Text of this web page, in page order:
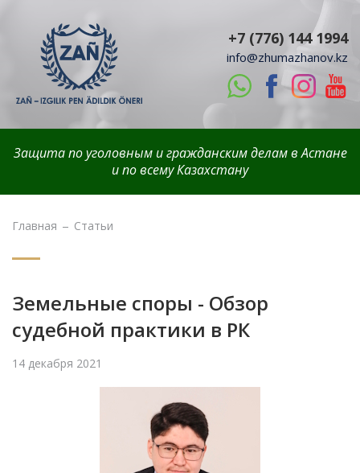
+7 (776) 144 1994
info@zhumazhanov.kz
Защита по уголовным и гражданским делам в Астане
и по всему Казахстану
Главная Статьи
Земельные споры - Обзор
судебной практики в РК
14 декабря 2021